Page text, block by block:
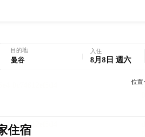
目的地 入住
8月8日 週六
位置
住宿